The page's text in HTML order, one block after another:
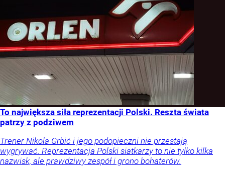
To największa siła reprezentacji Polski. Reszta świata
patrzy z podziwem
Trener Nikola Grbić i jego podopieczni nie przestają
wygrywać. Reprezentacja Polski siatkarzy to nie tylko kilka
nazwisk, ale prawdziwy zespół i grono bohaterów.